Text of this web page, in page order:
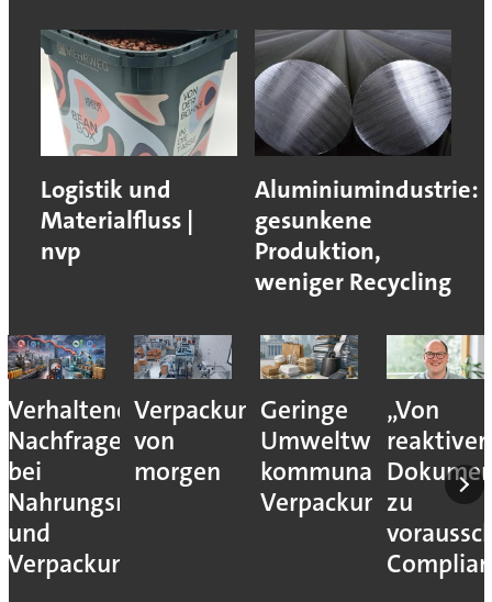
Logistik und
Materialfluss |
nvp
Aluminiumindustrie:
gesunkene
Produktion,
weniger Recycling
Verhaltene
Nachfrage
bei
Nahrungsmittel-
und
Verpackungsmaschinen
Verpackungslogistik
von
morgen
Geringe
Umweltwirkung
kommunaler
Verpackungssteuern
„Von
reaktiver
zu